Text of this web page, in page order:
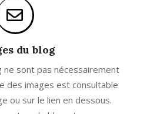
du blog
ne sont pas nécessairement
des images est consultable
ou sur le lien en dessous.